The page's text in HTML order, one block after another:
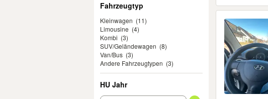
Fahrzeugtyp
Kleinwagen (11)
Limousine (4)
Kombi (3)
SUV/Geländewagen (8)
Van/Bus (3)
Andere Fahrzeugtypen (3)
HU Jahr